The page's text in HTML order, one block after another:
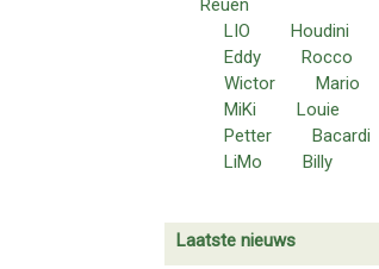
Reuen
LIO
Houdini
Eddy
Rocco
Wictor
Mario
MiKi
Louie
Petter
Bacardi
LiMo
Billy
Laatste nieuws